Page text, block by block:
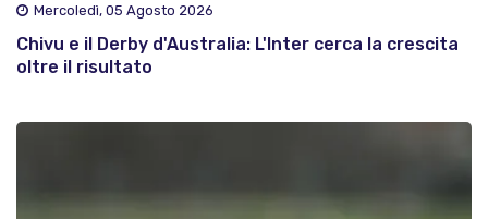
Mercoledì, 05 Agosto 2026
Chivu e il Derby d'Australia: L'Inter cerca la crescita
oltre il risultato